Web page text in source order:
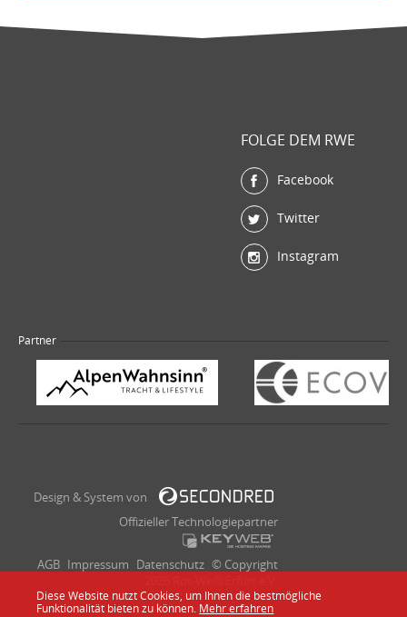
FOLGE DEM RWE
Facebook
Twitter
Instagram
Partner
Design & System von
Offizieller Technologiepartner
AGB Impressum Datenschutz © Copyright
Diese Website nutzt Cookies, um Ihnen die bestmögliche
Funktionalität bieten zu können. Mehr erfahren